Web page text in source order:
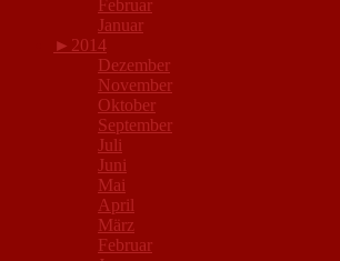
Februar
Januar
► 2014
Dezember
November
Oktober
September
Juli
Juni
Mai
April
März
Februar